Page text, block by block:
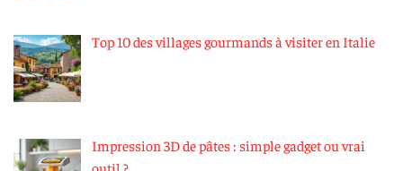
Top 10 des villages gourmands à visiter en Italie
Impression 3D de pâtes : simple gadget ou vrai
outil ?